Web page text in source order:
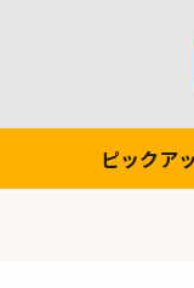
ピックア